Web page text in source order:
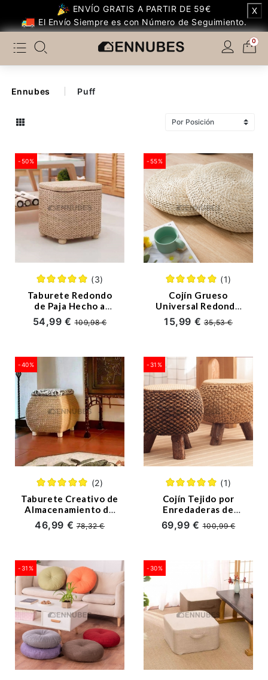
ENVÍO GRATIS A PARTIR DE 59€
El Envío Siempre es con Número de Seguimiento.
X
0
Categoría
Dormitorio
Cocina
Otros de Cocina
Baño
Alfombras
Cortinas
Toallas
Sobre
Nosotros
servicios@ennubes.com
Ennubes Puff
-50%
(3)
Taburete Redondo
de Paja Hecho a
Mano
54,99 €109,98 €
-55%
(1)
Cojín Grueso
Universal Redondo
Futón de Paja
15,99 €35,53 €
-40%
(2)
Taburete Creativo de
Almacenamiento de
Mimbre de Paja
46,99 €78,32 €
-31%
(1)
Cojín Tejido por
Enredaderas de
Moda en Casa
69,99 €100,99 €
-31% -30%